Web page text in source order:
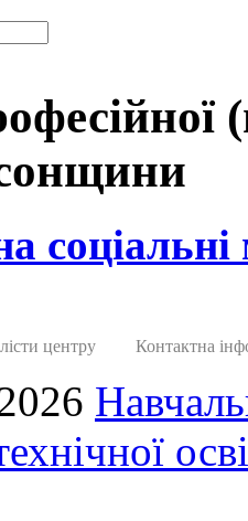
соціальні
центру Контактна